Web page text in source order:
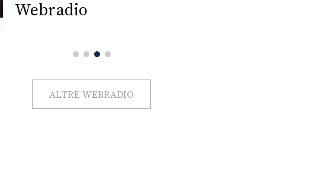
Webradio
ALTRE WEBRADIO